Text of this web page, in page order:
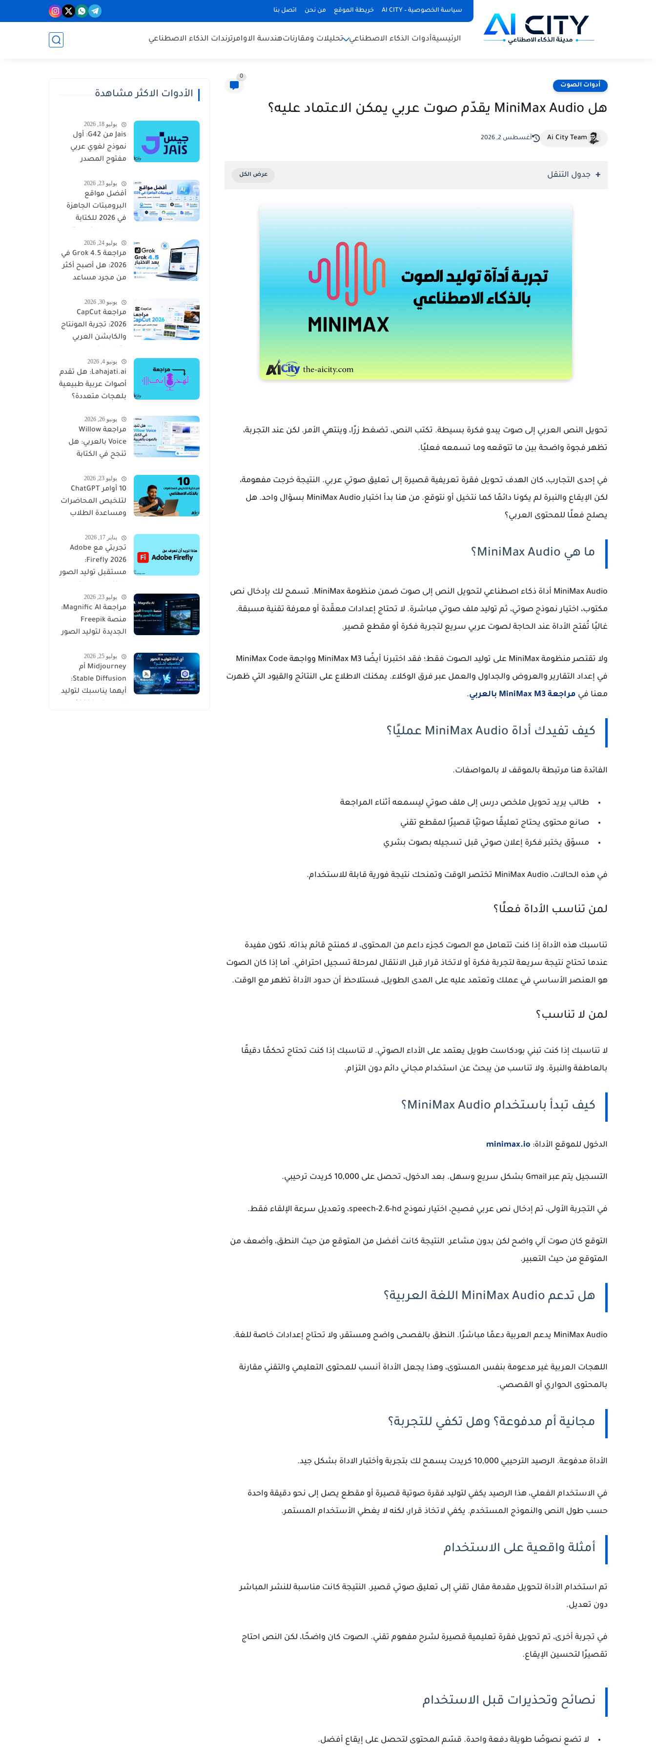
سياسة الخصوصية – AI CITY خريطة الموقع من نحن اتصل بنا
الرئيسيةأدوات الذكاء الاصطناعي تحليلات ومقارناتهندسة الاوامرترندات الذكاء الاصطناعي
أدوات الصوت
0
هل MiniMax Audio يقدّم صوت عربي يمكن الاعتماد عليه؟
Ai City Team أغسطس 2, 2026
جدول التنقل
تحويل النص العربي إلى صوت يبدو فكرة بسيطة. تكتب النص، تضغط زرًا، وينتهي الأمر. لكن عند التجربة،
تظهر فجوة واضحة بين ما تتوقعه وما تسمعه فعليًا.
في إحدى التجارب، كان الهدف تحويل فقرة تعريفية قصيرة إلى تعليق صوتي عربي. النتيجة خرجت مفهومة،
لكن الإيقاع والنبرة لم يكونا دائمًا كما نتخيل أو نتوقع. من هنا بدأ اختبار MiniMax Audio بسؤال واحد. هل
يصلح فعلًا للمحتوى العربي؟
ما هي MiniMax Audio؟
MiniMax Audio أداة ذكاء اصطناعي لتحويل النص إلى صوت ضمن منظومة MiniMax. تسمح لك بإدخال نص
مكتوب، اختيار نموذج صوتي، ثم توليد ملف صوتي مباشرة. لا تحتاج إعدادات معقّدة أو معرفة تقنية مسبقة.
غالبًا تُفتح الأداة عند الحاجة لصوت عربي سريع لتجربة فكرة أو مقطع قصير.
ولا تقتصر منظومة MiniMax على توليد الصوت فقط؛ فقد اختبرنا أيضًا MiniMax M3 وواجهة MiniMax Code
في إعداد التقارير والعروض والجداول والعمل عبر فرق الوكلاء. يمكنك الاطلاع على النتائج والقيود التي ظهرت
معنا في مراجعة MiniMax M3 بالعربي .
كيف تفيدك أداة MiniMax Audio عمليًا؟
الفائدة هنا مرتبطة بالموقف لا بالمواصفات.
طالب يريد تحويل ملخص درس إلى ملف صوتي ليسمعه أثناء المراجعة
صانع محتوى يحتاج تعليقًا صوتيًا قصيرًا لمقطع تقني
مسوّق يختبر فكرة إعلان صوتي قبل تسجيله بصوت بشري
في هذه الحالات، MiniMax Audio تختصر الوقت وتمنحك نتيجة فورية قابلة للاستخدام.
لمن تناسب الأداة فعلًا؟
تناسبك هذه الأداة إذا كنت تتعامل مع الصوت كجزء داعم من المحتوى، لا كمنتج قائم بذاته. تكون مفيدة
عندما تحتاج نتيجة سريعة لتجربة فكرة أو لاتخاذ قرار قبل الانتقال لمرحلة تسجيل احترافي. أما إذا كان الصوت
هو العنصر الأساسي في عملك وتعتمد عليه على المدى الطويل، فستلاحظ أن حدود الأداة تظهر مع الوقت.
لمن لا تناسب؟
لا تناسبك إذا كنت تبني بودكاست طويل يعتمد على الأداء الصوتي. لا تناسبك إذا كنت تحتاج تحكمًا دقيقًا
بالعاطفة والنبرة. ولا تناسب من يبحث عن استخدام مجاني دائم دون التزام.
كيف تبدأ باستخدام MiniMax Audio؟
الدخول للموقع الأداة: minimax.io
التسجيل يتم عبر Gmail بشكل سريع وسهل. بعد الدخول، تحصل على 10,000 كريدت ترحيبي.
في التجربة الأولى، تم إدخال نص عربي فصيح، اختيار نموذج speech-2.6-hd، وتعديل سرعة الإلقاء فقط.
التوقع كان صوت آلي واضح لكن بدون مشاعر. النتيجة كانت أفضل من المتوقع من حيث النطق، وأضعف من
المتوقع من حيث التعبير.
هل تدعم MiniMax Audio اللغة العربية؟
MiniMax Audio يدعم العربية دعمًا مباشرًا. النطق بالفصحى واضح ومستقر، ولا تحتاج إعدادات خاصة للغة.
اللهجات العربية غير مدعومة بنفس المستوى، وهذا يجعل الأداة أنسب للمحتوى التعليمي والتقني مقارنة
بالمحتوى الحواري أو القصصي.
مجانية أم مدفوعة؟ وهل تكفي للتجربة؟
الأداة مدفوعة. الرصيد الترحيبي 10,000 كريدت يسمح لك بتجربة وأختبار الاداة بشكل جيد.
في الاستخدام الفعلي، هذا الرصيد يكفي لتوليد فقرة صوتية قصيرة أو مقطع يصل إلى نحو دقيقة واحدة
حسب طول النص والنموذج المستخدم. يكفي لاتخاذ قرار، لكنه لا يغطي الأستخدام المستمر.
أمثلة واقعية على الاستخدام
تم استخدام الأداة لتحويل مقدمة مقال تقني إلى تعليق صوتي قصير. النتيجة كانت مناسبة للنشر المباشر
دون تعديل.
في تجربة أخرى، تم تحويل فقرة تعليمية قصيرة لشرح مفهوم تقني. الصوت كان واضحًا، لكن النص احتاج
تقصيرًا لتحسين الإيقاع.
نصائح وتحذيرات قبل الاستخدام
لا تضع نصوصًا طويلة دفعة واحدة. قسّم المحتوى لتحصل على إيقاع أفضل.
الأدوات الاكثر مشاهدة
يوليو 18, 2026
Jais من G42: أول
نموذج لغوي عربي
مفتوح المصدر
وGemini
يوليو 23, 2026
أفضل مواقع
البرومبتات الجاهزة
في 2026 للكتابة
يوليو 24, 2026
مراجعة Grok 4.5 في
2026: هل أصبح أكثر
من مجرد مساعد
يونيو 30, 2026
مراجعة CapCut
2026: تجربة المونتاج
والكابشن العربي
يونيو 4, 2026
Lahajati.ai: هل تقدم
أصوات عربية طبيعية
بلهجات متعددة؟
يونيو 26, 2026
مراجعة Willow
Voice بالعربي: هل
تنجح في الكتابة
يوليو 23, 2026
10 أوامر ChatGPT
لتلخيص المحاضرات
ومساعدة الطلاب
يناير 17, 2026
تجربتي مع Adobe
Firefly 2026:
مستقبل توليد الصور
من أدوبي
يوليو 23, 2026
مراجعة Magnific AI:
منصة Freepik
الجديدة لتوليد الصور
الاصطناعي
يوليو 25, 2026
Midjourney أم
Stable Diffusion:
أيهما يناسبك لتوليد